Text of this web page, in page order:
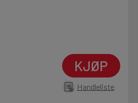
til sporing av ordre
til ekstra gode priser
KJØP
Handleliste